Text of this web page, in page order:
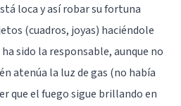
loca y así robar su fortuna
(cuadros, joyas) haciéndole
sido la responsable, aunque no
atenúa la luz de gas (no había
que el fuego sigue brillando en